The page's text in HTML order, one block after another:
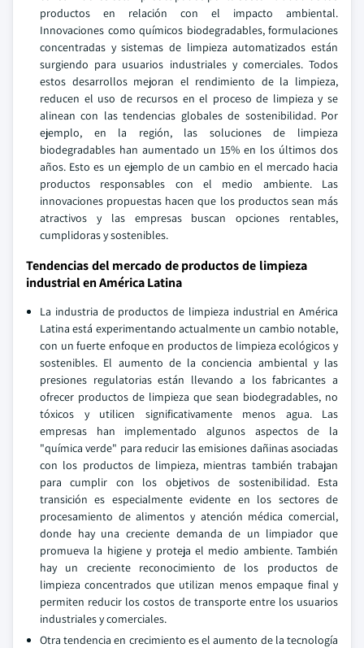
productos en relación con el impacto ambiental.
Innovaciones como químicos biodegradables, formulaciones
concentradas y sistemas de limpieza automatizados están
surgiendo para usuarios industriales y comerciales. Todos
estos desarrollos mejoran el rendimiento de la limpieza,
reducen el uso de recursos en el proceso de limpieza y se
alinean con las tendencias globales de sostenibilidad. Por
ejemplo, en la región, las soluciones de limpieza
biodegradables han aumentado un 15% en los últimos dos
años. Esto es un ejemplo de un cambio en el mercado hacia
productos responsables con el medio ambiente. Las
innovaciones propuestas hacen que los productos sean más
atractivos y las empresas buscan opciones rentables,
cumplidoras y sostenibles.
Tendencias del mercado de productos de limpieza
industrial en América Latina
La industria de productos de limpieza industrial en América
Latina está experimentando actualmente un cambio notable,
con un fuerte enfoque en productos de limpieza ecológicos y
sostenibles. El aumento de la conciencia ambiental y las
presiones regulatorias están llevando a los fabricantes a
ofrecer productos de limpieza que sean biodegradables, no
tóxicos y utilicen significativamente menos agua. Las
empresas han implementado algunos aspectos de la
"química verde" para reducir las emisiones dañinas asociadas
con los productos de limpieza, mientras también trabajan
para cumplir con los objetivos de sostenibilidad. Esta
transición es especialmente evidente en los sectores de
procesamiento de alimentos y atención médica comercial,
donde hay una creciente demanda de un limpiador que
promueva la higiene y proteja el medio ambiente. También
hay un creciente reconocimiento de los productos de
limpieza concentrados que utilizan menos empaque final y
permiten reducir los costos de transporte entre los usuarios
industriales y comerciales.
Otra tendencia en crecimiento es el aumento de la tecnología